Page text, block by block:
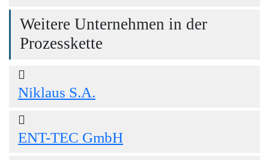
Weitere Unternehmen in der
Prozesskette
Niklaus S.A.
ENT-TEC GmbH